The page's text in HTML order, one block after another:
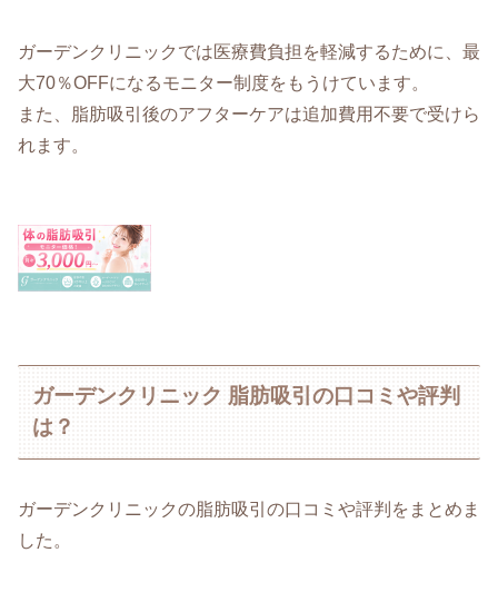
ガーデンクリニックでは医療費負担を軽減するために、最
大70％OFFになるモニター制度をもうけています。
また、脂肪吸引後のアフターケアは追加費用不要で受けら
れます。
ガーデンクリニック 脂肪吸引の口コミや評判
は？
ガーデンクリニックの脂肪吸引の口コミや評判をまとめま
した。